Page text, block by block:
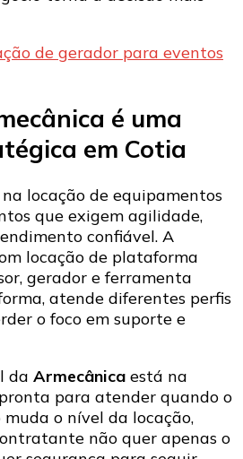
de gerador para eventos
é uma
em Cotia
locação de equipamentos
que exigem agilidade,
confiável. A
locação de plataforma
gerador e ferramenta
atende diferentes perfis
o foco em suporte e
da Armecânica está na
para atender quando o
o nível da locação,
não quer apenas o